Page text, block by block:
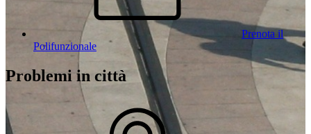
Prenota il
Polifunzionale
Problemi in città